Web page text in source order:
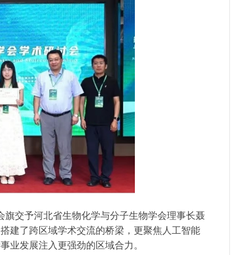
交予河北省生物化学与分子生物学会理事长聂
建了跨区域学术交流的桥梁，更聚焦人工智能
业发展注入更强劲的区域合力。